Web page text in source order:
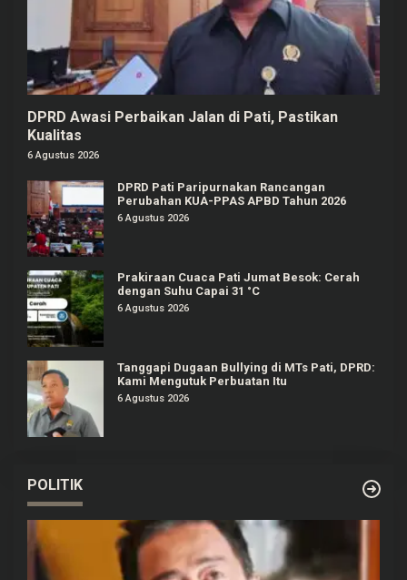
DPRD Awasi Perbaikan Jalan di Pati, Pastikan
Kualitas
6 Agustus 2026
DPRD Pati Paripurnakan Rancangan
Perubahan KUA-PPAS APBD Tahun 2026
6 Agustus 2026
Prakiraan Cuaca Pati Jumat Besok: Cerah
dengan Suhu Capai 31 °C
6 Agustus 2026
Tanggapi Dugaan Bullying di MTs Pati, DPRD:
Kami Mengutuk Perbuatan Itu
6 Agustus 2026
POLITIK